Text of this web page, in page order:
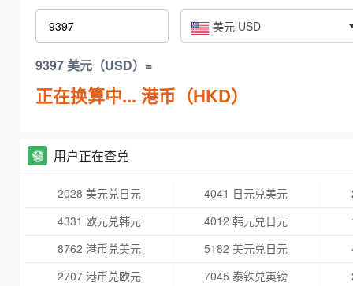
美元 USD
9397 美元（USD）=
正在换算中... 港币（HKD）
用户正在查兑
2028 美元兑日元 4041 日元兑美元
4331 欧元兑韩元
4012 韩元兑日元
8762 港币兑美元
5182 美元兑日元
2707 港币兑欧元
7045 泰铢兑英镑